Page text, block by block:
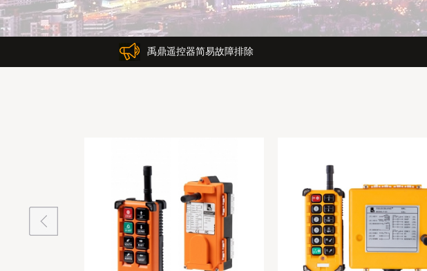
禹鼎遥控器简易故障排除